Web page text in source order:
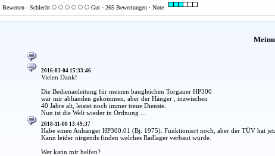
Bewerten - Schlecht Gut · 265 Bewertungen · Note
2016-03-04 15:33:46
Vielen Dank!
Die Bedienanleitung für meinen baugleichen Torgauer HP300
war mir abhanden gekommen, aber der Hänger , inzwischen
40 Jahre alt, leistet noch immer treue Dienste.
Nun ist die Welt wieder in Ordnung ...
2018-11-08 13:49:37
Habe einen Anhänger HP300.01 (Bj. 1975). Funktioniert noch, aber der TÜV hat
Kann leider nirgends finden welches Radlager verbaut wurde.
Wer kann mir helfen?